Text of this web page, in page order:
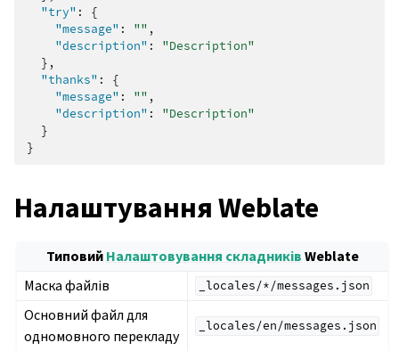
"try" :
{
"message" : "" ,
"description" :
"Description"
},
"thanks" :
{
"message" : "" ,
"description" :
"Description"
}
}
Налаштування Weblate
ТиповийНалаштовування складниківWeblate
Маска файлів
_locales/*/messages.json
Основний файл для
одномовного перекладу
_locales/en/messages.json